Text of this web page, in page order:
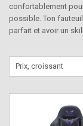
confortablement
possible. Ton
parfait et avoir un
Prix, croissant